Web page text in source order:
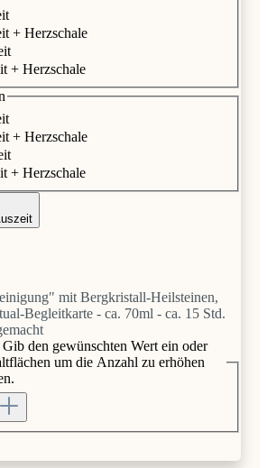
+ Herzschale
+ Herzschale
+ Herzschale
+ Herzschale
mit Bergkristall-Heilsteinen,
Begleitkarte - ca. 70ml - ca. 15 Std.
den gewünschten Wert ein oder
um die Anzahl zu erhöhen